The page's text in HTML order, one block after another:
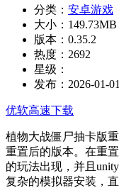
分类： 安卓游戏
大小： 149.73MB
版本： 0.35.2
热度： 2692
星级：
发布： 2026-01-
优软高速下载
植物大战僵尸抽卡版
重置后的版本。在重
的玩法出现，并且
复杂的模拟器安装，